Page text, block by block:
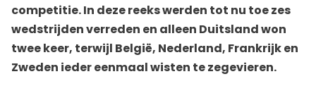
competitie. In deze reeks werden tot nu toe zes
wedstrijden verreden en alleen Duitsland won
twee keer, terwijl België, Nederland, Frankrijk en
Zweden ieder eenmaal wisten te zegevieren.